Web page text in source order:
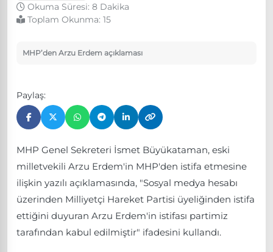
Okuma Süresi: 8 Dakika
Toplam Okunma: 15
MHP’den Arzu Erdem açıklaması
Paylaş:
MHP Genel Sekreteri İsmet Büyükataman, eski
milletvekili Arzu Erdem'in MHP'den istifa etmesine
ilişkin yazılı açıklamasında, "Sosyal medya hesabı
üzerinden Milliyetçi Hareket Partisi üyeliğinden istifa
ettiğini duyuran Arzu Erdem'in istifası partimiz
tarafından kabul edilmiştir" ifadesini kullandı.